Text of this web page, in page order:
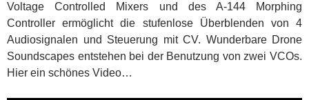
Voltage Controlled Mixers und des A-144 Morphing
Controller ermöglicht die stufenlose Überblenden von 4
Audiosignalen und Steuerung mit CV. Wunderbare Drone
Soundscapes entstehen bei der Benutzung von zwei VCOs.
Hier ein schönes Video…